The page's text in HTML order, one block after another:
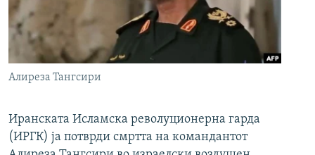
Алиреза Тангсири
Иранската Исламска револуционерна гарда
(ИРГК) ја потврди смртта на командантот